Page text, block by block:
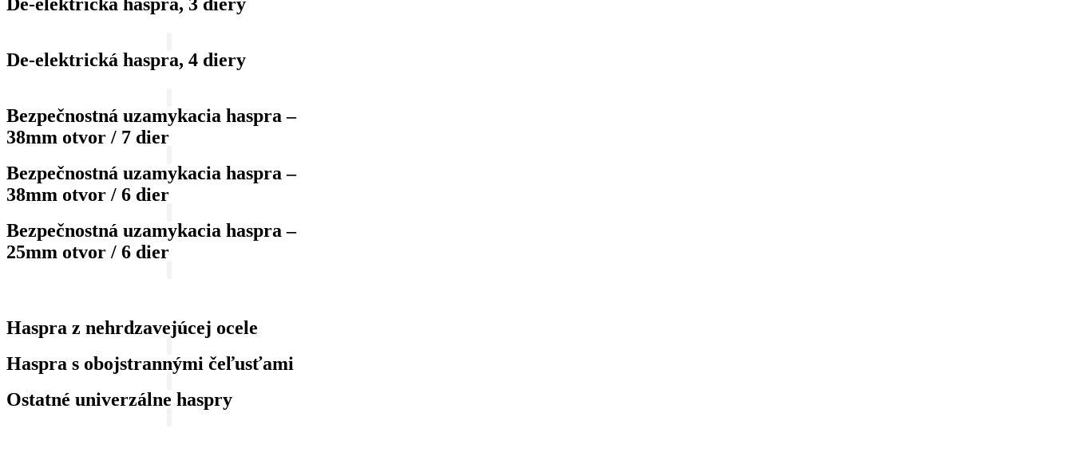
De-elektrická haspra, 4 diery
Bezpečnostná uzamykacia haspra –
38mm otvor / 7 dier
Bezpečnostná uzamykacia haspra –
38mm otvor / 6 dier
Bezpečnostná uzamykacia haspra –
25mm otvor / 6 dier
Haspra z nehrdzavejúcej ocele
Haspra s obojstrannými čeľusťami
Ostatné univerzálne haspry